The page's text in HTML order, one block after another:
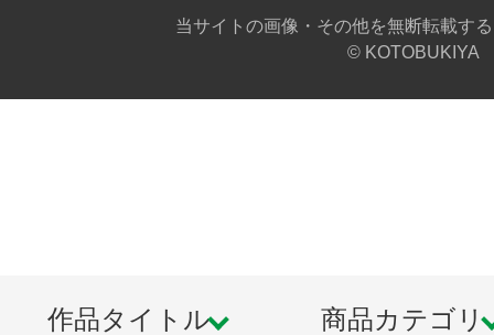
当サイトの画像・その他を無断転載す
© KOTOBUKIYA
作品タイトル 商品カテゴリ